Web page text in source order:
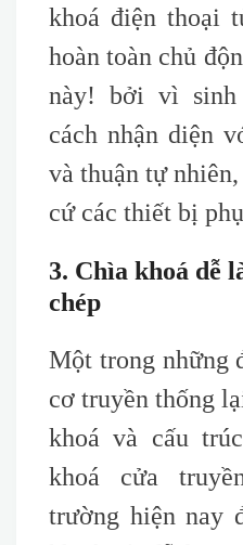
khoá điện thoại
hoàn toàn chủ
này! bởi vì
cách nhận diện
và thuận tự
cứ các thiết bị
3. Chìa khoá dễ
chép
Một trong những
cơ truyền thống
khoá và cấu
khoá cửa
trường hiện nay